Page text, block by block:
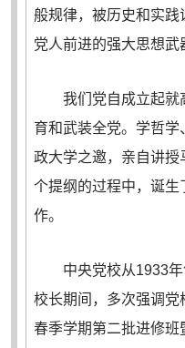
般规律，被历史和实
党人前进的强大思想武
我们党自成立起就高
育和武装全党。学哲
政大学之邀，亲自讲
个提纲的过程中，诞
作。
中央党校从1933年
校长期间，多次强调
春季学期第二批进修班